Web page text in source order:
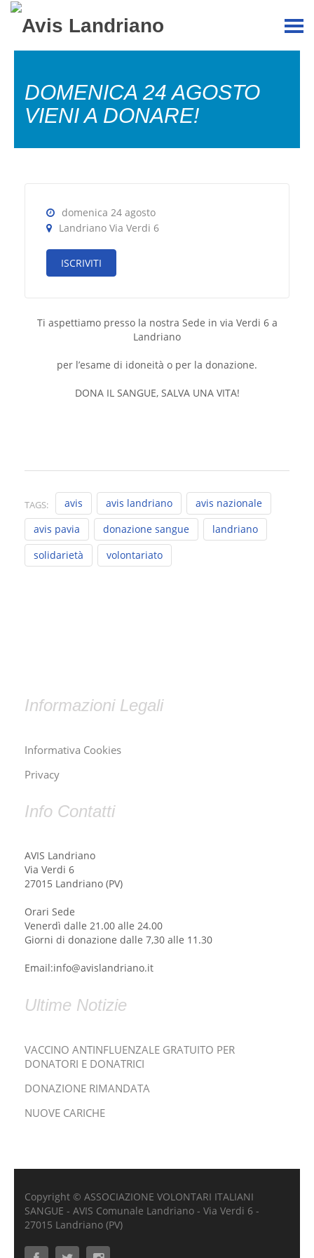
DOMENICA 24 AGOSTO
VIENI A DONARE!
domenica 24 agosto
Landriano Via Verdi 6
ISCRIVITI
Ti aspettiamo presso la nostra Sede in via Verdi 6 a
Landriano
per l’esame di idoneità o per la donazione.
DONA IL SANGUE, SALVA UNA VITA!
TAGS: avis avis landriano
avis nazionale
avis pavia
donazione sangue
landriano
solidarietà
volontariato
Informazioni Legali
Informativa Cookies
Privacy
Info Contatti
AVIS Landriano
Via Verdi 6
27015 Landriano (PV)
Orari Sede
Venerdì dalle 21.00 alle 24.00
Giorni di donazione dalle 7,30 alle 11.30
Email:info@avislandriano.it
Ultime Notizie
VACCINO ANTINFLUENZALE GRATUITO PER
DONATORI E DONATRICI
DONAZIONE RIMANDATA
NUOVE CARICHE
Copyright © ASSOCIAZIONE VOLONTARI ITALIANI
SANGUE - AVIS Comunale Landriano - Via Verdi 6 -
27015 Landriano (PV)